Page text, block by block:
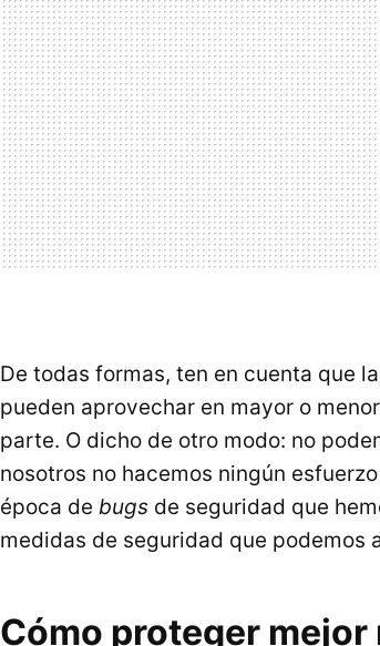
De todas formas, ten en cuenta que
pueden aprovechar en mayor o
parte. O dicho de otro modo: no
nosotros no hacemos ningún
época de bugs de seguridad que
medidas de seguridad que podemos
Cómo proteger